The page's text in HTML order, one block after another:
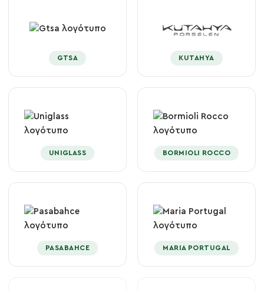
GTSA KUTAHYA
UNIGLASS BORMIOLI ROCCO
PASABAHCE MARIA PORTUGAL